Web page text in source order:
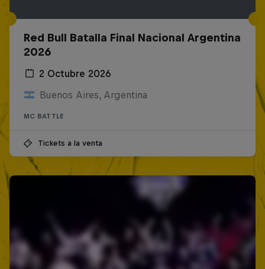
Red Bull Batalla Final Nacional Argentina
2026
2 Octubre 2026
Buenos Aires, Argentina
MC BATTLE
Tickets a la venta